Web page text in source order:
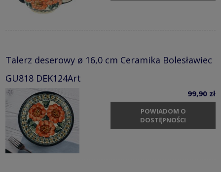
Talerz deserowy ø 16,0 cm Ceramika Bolesławiec
GU818 DEK124Art
99,90 zł
POWIADOM O
DOSTĘPNOŚCI